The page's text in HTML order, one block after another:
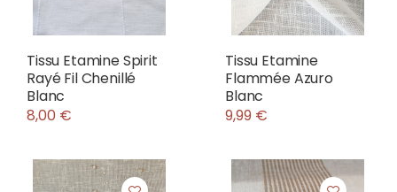
Tissu Etamine Spirit
Rayé Fil Chenillé
Blanc
8,00 €
Tissu Etamine
Flammée Azuro
Blanc
9,99 €